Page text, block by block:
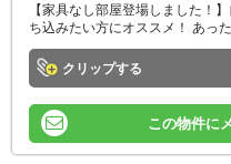
【家具なし部屋登場しました！
ち込みたい方にオススメ！ あっ
クリップ
この物件に